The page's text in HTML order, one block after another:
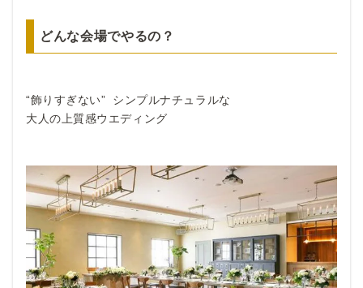
どんな会場でやるの？
“飾りすぎない” シンプルナチュラルな
大人の上質感ウエディング